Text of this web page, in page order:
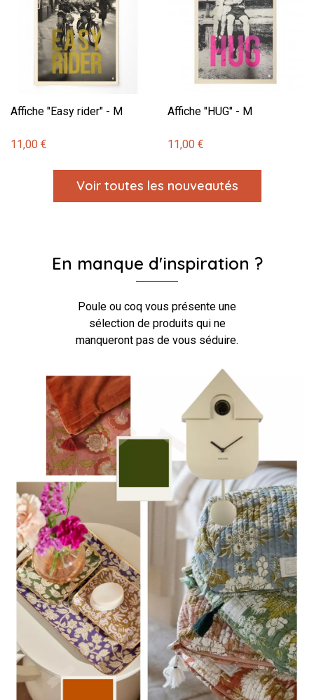
Affiche "Easy rider" - M
11,00 €
Affiche "HUG" - M
11,00 €
Voir toutes les nouveautés
En manque d'inspiration ?
Poule ou coq vous présente une
sélection de produits qui ne
manqueront pas de vous séduire.